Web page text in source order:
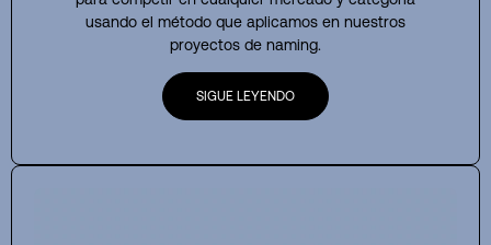
usando el método que aplicamos en nuestros
proyectos de naming.
SIGUE LEYENDO